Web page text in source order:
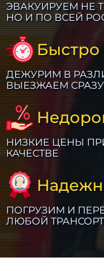
ЭВАКУИРУЕМ НЕ
НО И ПО ВСЕЙ
Быстро
ДЕЖУРИМ В
ВЫЕЗЖАЕМ СРАЗУ
НИЗКИЕ ЦЕНЫ
КАЧЕСТВЕ
ПОГРУЗИМ И
ЛЮБОЙ ТРАНСОРТ